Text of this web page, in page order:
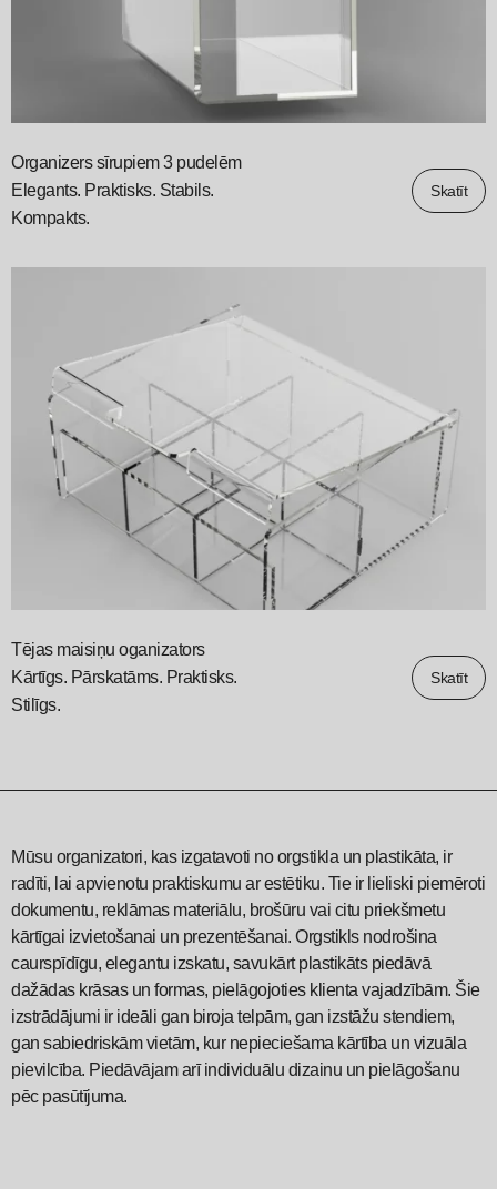
Organizers sīrupiem 3 pudelēm
Elegants. Praktisks. Stabils.
Kompakts.
Skatīt
Tējas maisiņu oganizators
Kārtīgs. Pārskatāms. Praktisks.
Stilīgs.
Skatīt
Mūsu organizatori, kas izgatavoti no orgstikla un plastikāta, ir
radīti, lai apvienotu praktiskumu ar estētiku. Tie ir lieliski piemēroti
dokumentu, reklāmas materiālu, brošūru vai citu priekšmetu
kārtīgai izvietošanai un prezentēšanai. Orgstikls nodrošina
caurspīdīgu, elegantu izskatu, savukārt plastikāts piedāvā
dažādas krāsas un formas, pielāgojoties klienta vajadzībām. Šie
izstrādājumi ir ideāli gan biroja telpām, gan izstāžu stendiem,
gan sabiedriskām vietām, kur nepieciešama kārtība un vizuāla
pievilcība. Piedāvājam arī individuālu dizainu un pielāgošanu
pēc pasūtījuma.